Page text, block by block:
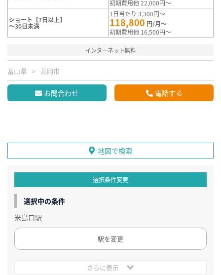
初期費用他 22,000円～
ショート【7日以上】
～30日未満
1日当たり 3,300円～
118,800 円/月～
初期費用他 16,500円～
インターネット無料
富山県 高岡市
お問合わせ 電話する
地図で検索
選択条件変更
選択中の条件
米島口駅
駅を変更
さらに表示